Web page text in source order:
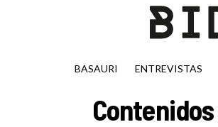
BASAURI ENTREVISTAS